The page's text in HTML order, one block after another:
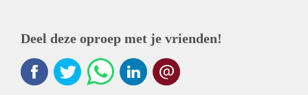
Deel deze oproep met je vrienden!